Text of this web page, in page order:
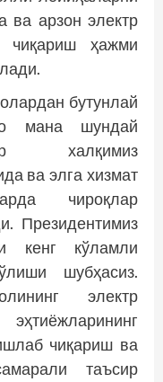
ва арзон электр
чиқариш ҳаж­ми
бутунлай
мана шундай
халқимиз
ва элга хизмат
чироқлар
Президентимиз
кенг кўламли
шубҳасиз.
электр
чиқариш ва
таъсир